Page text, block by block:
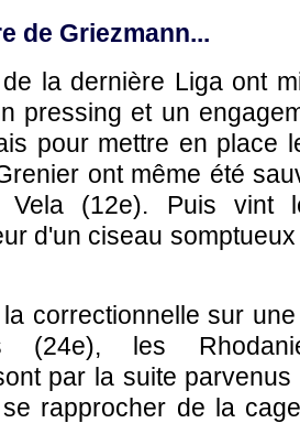
de Griezmann...
la dernière Liga ont
pressing et un
pour mettre en place
ont même été
Vela (12e). Puis vint
d'un ciseau
correctionnelle sur
(24e), les
par la suite
rapprocher de la